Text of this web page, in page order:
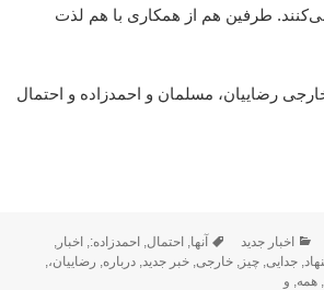
طرفین هم از همکاری با هم لذت
رضاییان، مسلمان و احمدزاده و احتمال
نویسندهدسته‌ها
اخبار جدید برچسب‌ها
آنها ,احتمال ,احمدزاده: ,اخبار
,جدایی ,چیز ,خارجی ,خبر جدید ,درباره رضاییان،
,همه و